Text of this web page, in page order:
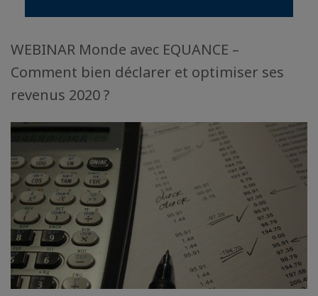
WEBINAR Monde avec EQUANCE –
Comment bien déclarer et optimiser ses
revenus 2020 ?